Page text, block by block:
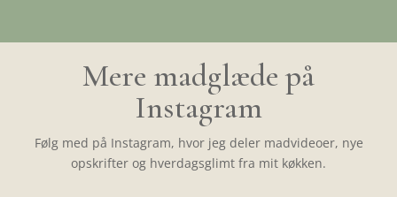
Mere madglæde på
Instagram
Følg med på Instagram, hvor jeg deler madvideoer, nye
opskrifter og hverdagsglimt fra mit køkken.